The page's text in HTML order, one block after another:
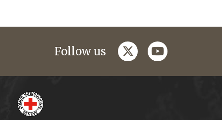
Follow us twitteryoutube